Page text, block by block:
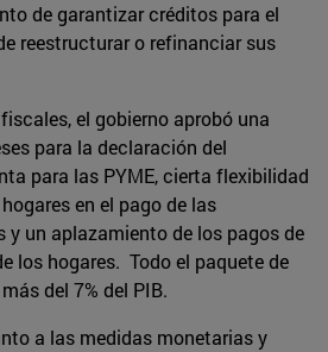
de garantizar créditos para el
reestructurar o refinanciar sus
el gobierno aprobó una
para la declaración del
para las PYME, cierta flexibilidad
en el pago de las
un aplazamiento de los pagos de
los hogares. Todo el paquete de
del 7% del PIB.
a las medidas monetarias y